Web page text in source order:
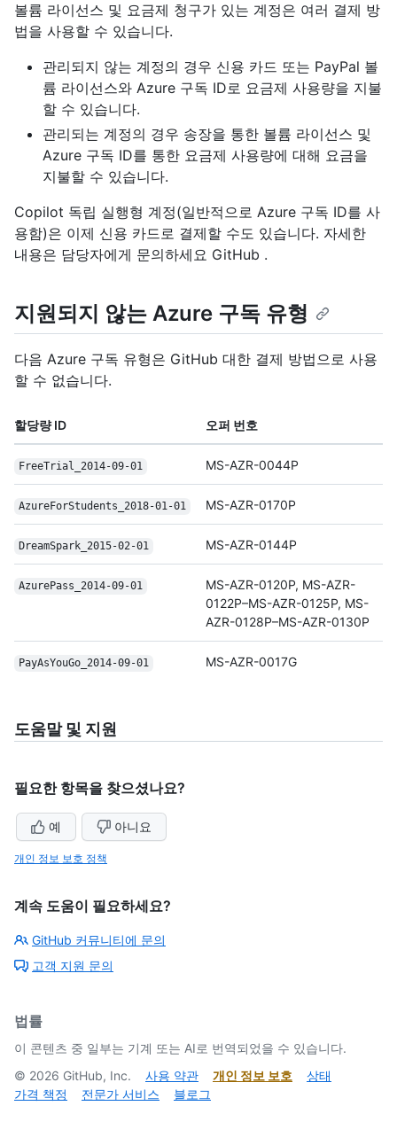
볼륨 라이선스 및 요금제 청구가 있는 계정은 여러 결제 방
법을 사용할 수 있습니다.
관리되지 않는 계정의 경우 신용 카드 또는 PayPal 볼
륨 라이선스와 Azure 구독 ID로 요금제 사용량을 지불
할 수 있습니다.
관리되는 계정의 경우 송장을 통한 볼륨 라이선스 및
Azure 구독 ID를 통한 요금제 사용량에 대해 요금을
지불할 수 있습니다.
Copilot 독립 실행형 계정(일반적으로 Azure 구독 ID를 사
용함)은 이제 신용 카드로 결제할 수도 있습니다. 자세한
내용은 담당자에게 문의하세요 GitHub .
지원되지 않는 Azure 구독 유형
다음 Azure 구독 유형은 GitHub 대한 결제 방법으로 사용
할 수 없습니다.
할당량 ID 오퍼 번호
FreeTrial_2014-09-01 MS-AZR-0044P
AzureForStudents_2018-01-01 MS-AZR-0170P
DreamSpark_2015-02-01 MS-AZR-0144P
AzurePass_2014-09-01
MS-AZR-0120P, MS-AZR-
0122P–MS-AZR-0125P, MS-
AZR-0128P–MS-AZR-0130P
PayAsYouGo_2014-09-01 MS-AZR-0017G
도움말 및 지원
필요한 항목을 찾으셨나요?
예 아니요
개인 정보 보호 정책
계속 도움이 필요하세요?
GitHub 커뮤니티에 문의
고객 지원 문의
법률
이 콘텐츠 중 일부는 기계 또는 AI로 번역되었을 수 있습니다.
© 2026 GitHub, Inc. 사용 약관 개인 정보 보호
상태
가격 책정
전문가 서비스 블로그